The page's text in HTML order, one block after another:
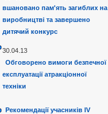
вшановано пам'ять загиблих на
виробництві та завершено
дитячий конкурс
30.04.13
Обговорено вимоги безпечної
експлуатації атракціонної
техніки
Рекомендації учасників IV